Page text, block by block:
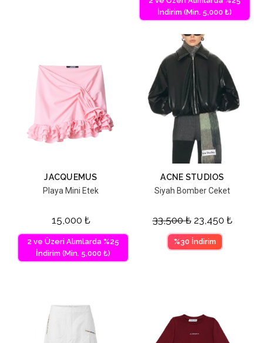
İndirim (Min. 5,000 ₺)
JACQUEMUS
Playa Mini Etek
15,000 ₺
2 ve Üzeri Alımlarda %25
İndirim (Min. 5,000 ₺)
ACNE STUDIOS
Siyah Bomber Ceket
33,500₺ 23,450 ₺
%30 İndirim